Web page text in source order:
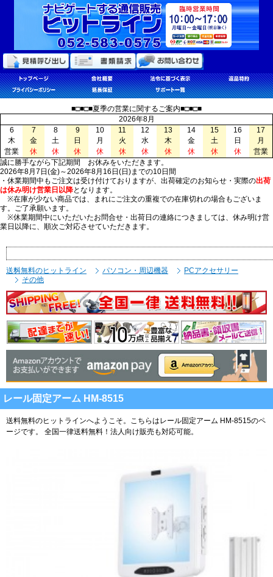
■□■□■夏季の営業に関するご案内■□■□■
2026年8月
6
7 8 9 10 11 12 13 14 15 16
17
木
金 土 日 月 火 水 木 金 土 日
月
営業
休 休 休 休 休 休 休 休 休 休
営業
誠に勝手ながら下記期間 お休みをいただきます。
2026年8月7日(金)～2026年8月16日(日)までの10日間
・休業期間中もご注文は受け付けておりますが、出荷確定のお知らせ・実際の出荷
は休み明け営業日以降となります。
※在庫が少ない商品では、まれにご注文の重複での在庫切れの場合もございま
す。ご了承願います。
※休業期間中にいただいたお問合せ・出荷日の連絡につきましては、休み明け営
業日以降に、順次ご対応させていただきます。
送料無料のヒットライン パソコン・周辺機器
PCアクセサリー
その他
レール固定アーム HM-8515
送料無料のヒットラインへようこそ。こちらはレール固定アーム HM-8515のペ
ージです。
全国一律送料無料！法人向け販売も対応可能。